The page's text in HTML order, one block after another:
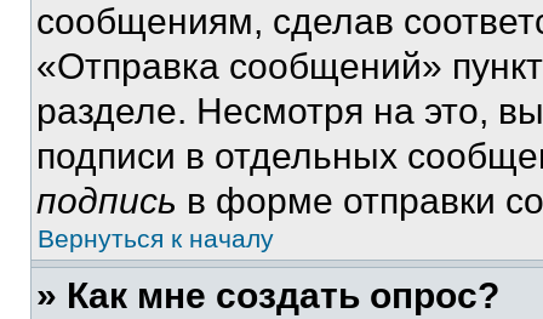
сообщениям, сделав
«Отправка сообщений»
разделе. Несмотря на это,
подписи в отдельных
подпись в форме отправки
Вернуться к началу
» Как мне создать опрос?